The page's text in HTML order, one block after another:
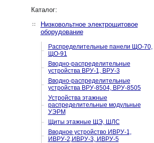
Каталог:
Низковольтное электрощитовое
оборудование
Распределительные панели ЩО-70,
ЩО-91
Вводно-распределительные
устройства ВРУ-1, ВРУ-3
Вводно-распределительные
устройства ВРУ-8504, ВРУ-8505
Устройства этажные
распределительные модульные
УЭРМ
Щиты этажные ЩЭ, ШЛС
Вводное устройство ИВРУ-1,
ИВРУ-2,ИВРУ-3, ИВРУ-5